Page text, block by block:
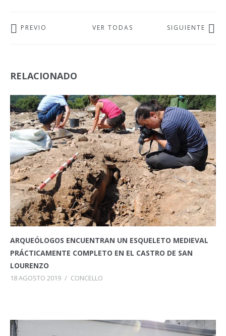
PREVIO VER TODAS SIGUIENTE
RELACIONADO
ARQUEÓLOGOS ENCUENTRAN UN ESQUELETO MEDIEVAL
PRÁCTICAMENTE COMPLETO EN EL CASTRO DE SAN
LOURENZO
18 AGOSTO 2019 / CONCELLO